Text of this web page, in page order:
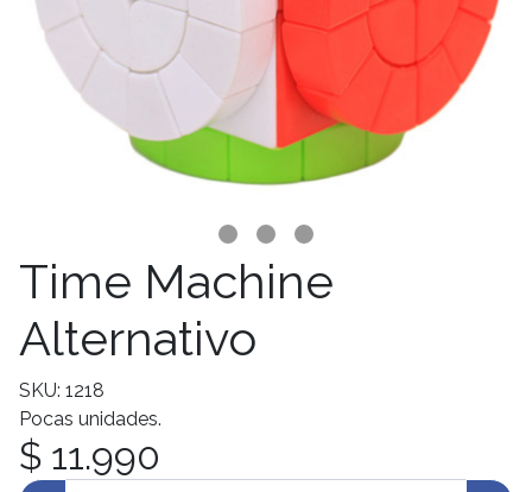
Time Machine
Alternativo
SKU: 1218
Pocas unidades.
$ 11.990